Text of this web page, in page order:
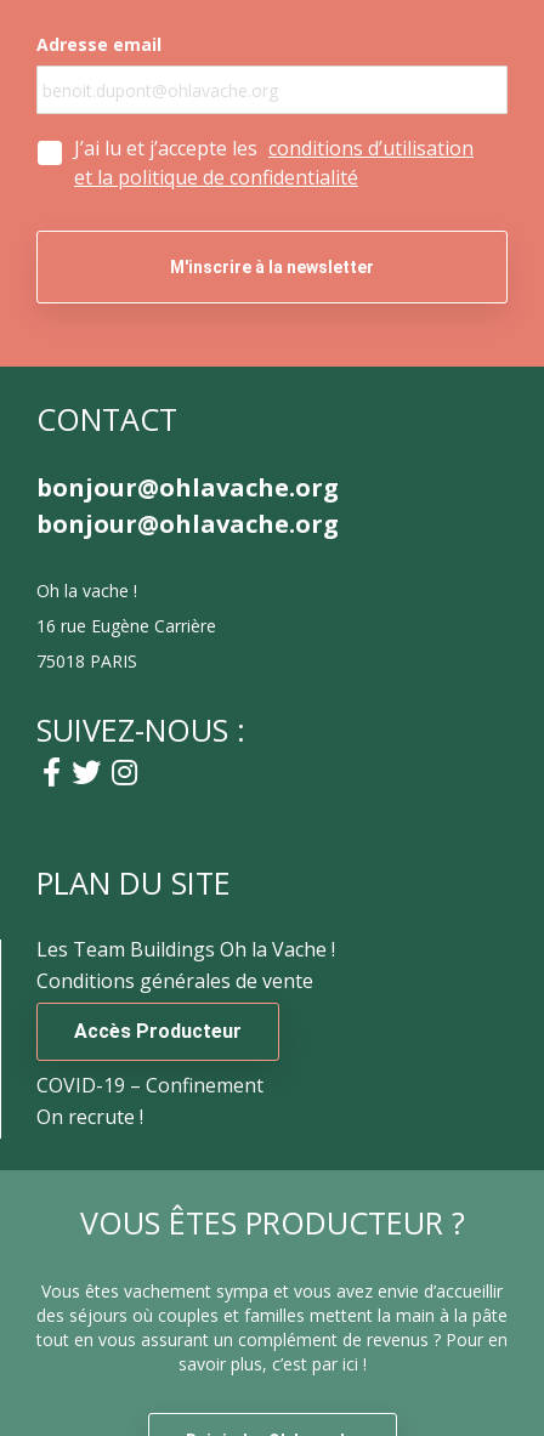
Adresse email
J’ai lu et j’accepte les conditions d’utilisation
et la politique de confidentialité
CONTACT
bonjour@ohlavache.org
bonjour@ohlavache.org
Oh la vache !
16 rue Eugène Carrière
75018 PARIS
SUIVEZ-NOUS :
PLAN DU SITE
Les Team Buildings Oh la Vache !
Conditions générales de vente
Accès Producteur
COVID-19 – Confinement
On recrute !
VOUS ÊTES PRODUCTEUR ?
Vous êtes vachement sympa et vous avez envie d’accueillir
des séjours où couples et familles mettent la main à la pâte
tout en vous assurant un complément de revenus ? Pour en
savoir plus, c’est par ici !